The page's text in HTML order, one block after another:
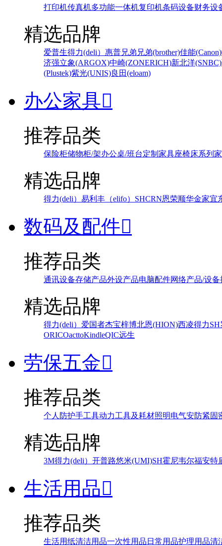
打印机传真机多功能一体机复印机条码设备财务设
精选品牌
爱普生得力(deli） 惠普兄弟 兄弟(brother)佳能(Canon)
济强立象(ARGOX)中崎(ZONERICH)新北洋(SNBC)
(Plustek)紫光(UNIS)良田(eloam)
办公家具
推荐品类
保险柜储物柜/架办公桌/班台定制家具座椅床系列
精选品牌
得力(deli） 易利丰（elifo） SHCRN恩荣顺华金家宜
数码及配件
推荐品类
通讯设备存储产品外设产品电脑配件网络产品/设备
精选品牌
得力(deli） 爱国者杰宝梓博北恩(HION)西凌得力SH
ORICOacttoKindleQIC远生
劳保五金
推荐品类
个人防护手工具动力工具及耗材照明电气安防紧固
精选品牌
3M得力(deli） 开普路悠米(UMI)SH霍尼韦尔福安特
生活用品
推荐品类
生活用纸清洁用品一次性用品 日常用品护理用品清